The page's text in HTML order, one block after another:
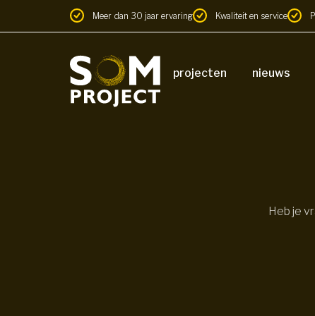
Meer dan 30 jaar ervaring Kwaliteit en service
projecten nieuws
Heb je